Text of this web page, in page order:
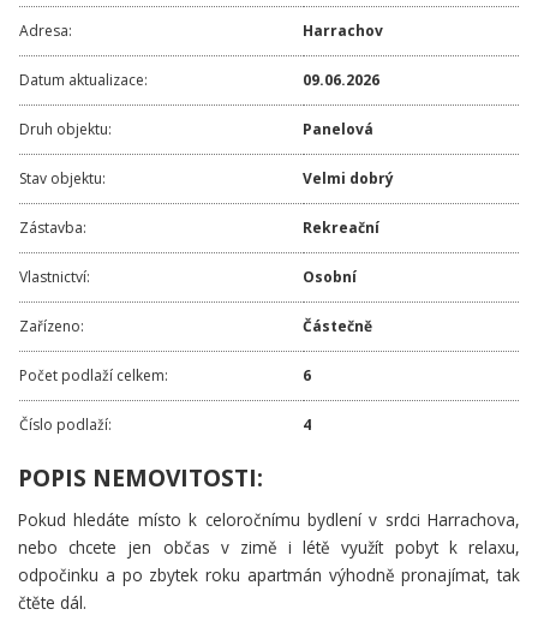
Adresa: Harrachov
Datum aktualizace: 09.06.2026
Druh objektu: Panelová
Stav objektu: Velmi dobrý
Zástavba: Rekreační
Vlastnictví: Osobní
Zařízeno: Částečně
Počet podlaží celkem: 6
Číslo podlaží: 4
POPIS NEMOVITOSTI:
Pokud hledáte místo k celoročnímu bydlení v srdci Harrachova,
nebo chcete jen občas v zimě i létě využít pobyt k relaxu,
odpočinku a po zbytek roku apartmán výhodně pronajímat, tak
čtěte dál.